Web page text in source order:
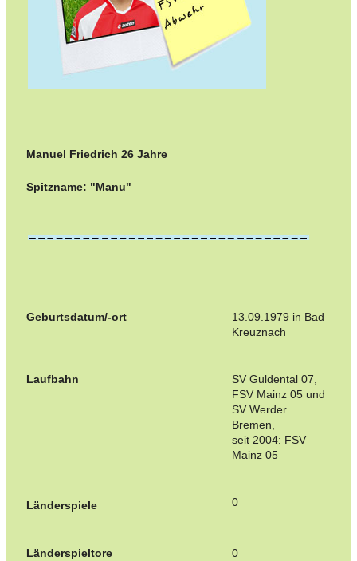
Manuel Friedrich 26 Jahre
Spitzname: "Manu"
Geburtsdatum/-ort
13.09.1979 in Bad
Kreuznach
Laufbahn
SV Guldental 07,
FSV Mainz 05 und
SV Werder
Bremen,
seit 2004: FSV
Mainz 05
Länderspiele 0
Länderspieltore 0